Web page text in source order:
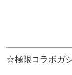
☆極限コラボガ